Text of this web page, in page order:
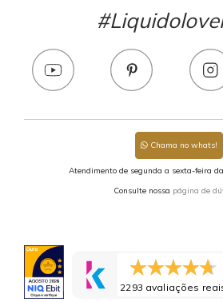
Chama no whats!
Atendimento de segunda a sexta-feira
Consulte nossa página de
2293 avaliações